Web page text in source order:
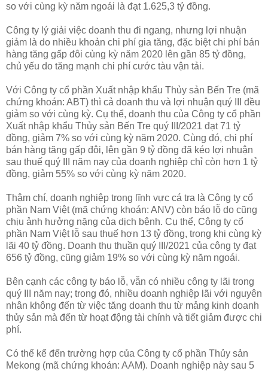
so với cùng kỳ năm ngoái là đạt 1.625,3 tỷ đồng.
Công ty lý giải việc doanh thu đi ngang, nhưng lợi nhuận
giảm là do nhiều khoản chi phí gia tăng, đặc biệt chi phí bán
hàng tăng gấp đôi cùng kỳ năm 2020 lên gần 85 tỷ đồng,
chủ yếu do tăng mạnh chi phí cước tàu vận tải.
Với Công ty cổ phần Xuất nhập khẩu Thủy sản Bến Tre (mã
chứng khoán: ABT) thì cả doanh thu và lợi nhuận quý III đều
giảm so với cùng kỳ. Cụ thể, doanh thu của Công ty cổ phần
Xuất nhập khẩu Thủy sản Bến Tre quý III/2021 đạt 71 tỷ
đồng, giảm 7% so với cùng kỳ năm 2020. Cùng đó, chi phí
bán hàng tăng gấp đôi, lên gần 9 tỷ đồng đã kéo lợi nhuận
sau thuế quý III năm nay của doanh nghiệp chỉ còn hơn 1 tỷ
đồng, giảm 55% so với cùng kỳ năm 2020.
Thậm chí, doanh nghiệp trong lĩnh vực cá tra là Công ty cổ
phần Nam Việt (mã chứng khoán: ANV) còn báo lỗ do cũng
chịu ảnh hưởng nặng của dịch bệnh. Cụ thể, Công ty cổ
phần Nam Việt lỗ sau thuế hơn 13 tỷ đồng, trong khi cùng kỳ
lãi 40 tỷ đồng. Doanh thu thuần quý III/2021 của công ty đạt
656 tỷ đồng, cũng giảm 19% so với cùng kỳ năm ngoái.
Bên cạnh các công ty báo lỗ, vẫn có nhiều công ty lãi trong
quý III năm nay; trong đó, nhiều doanh nghiệp lãi với nguyên
nhân không đến từ việc tăng doanh thu từ mảng kinh doanh
thủy sản mà đến từ hoạt động tài chính và tiết giảm được chi
phí.
Có thể kể đến trường hợp của Công ty cổ phần Thủy sản
Mekong (mã chứng khoán: AAM). Doanh nghiệp này sau 5